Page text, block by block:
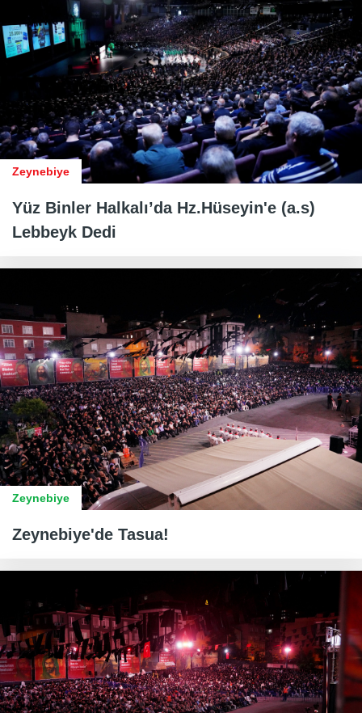
Zeynebiye
Yüz Binler Halkalı’da Hz.Hüseyin'e (a.s)
Lebbeyk Dedi
Zeynebiye
Zeynebiye'de Tasua!